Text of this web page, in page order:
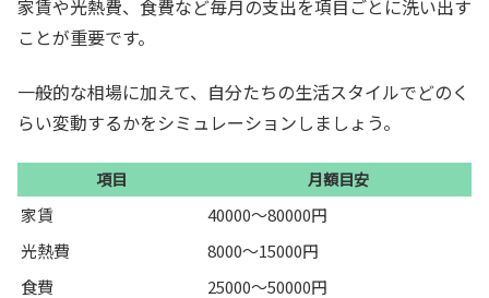
家賃や光熱費、食費など毎月の支出を項目ごとに洗い出す
ことが重要です。
一般的な相場に加えて、自分たちの生活スタイルでどのく
らい変動するかをシミュレーションしましょう。
項目 月額目安
家賃
40000〜80000円
光熱費
8000〜15000円
食費
25000〜50000円